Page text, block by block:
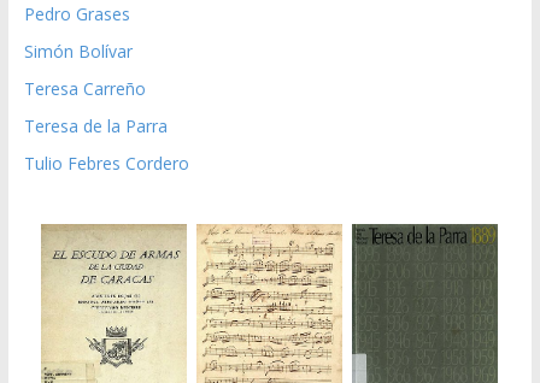
Pedro Grases
Simón Bolívar
Teresa Carreño
Teresa de la Parra
Tulio Febres Cordero